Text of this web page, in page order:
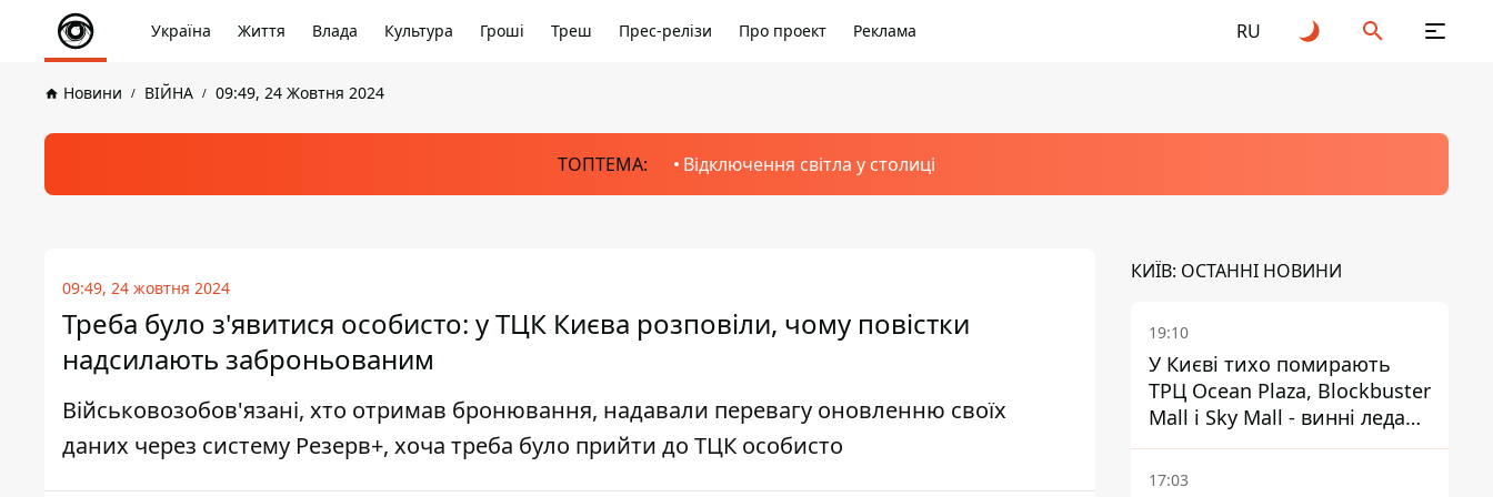
Україна Життя Влада Культура Гроші Треш Прес-релізи Про проект Реклама RU
Новини ВІЙНА 09:49, 24 Жовтня 2024
ТОПТЕМА: Відключення світла у столиці
09:49, 24 жовтня 2024
Треба було з'явитися особисто: у ТЦК Києва розповіли, чому повістки
надсилають заброньованим
Військовозобов'язані, хто отримав бронювання, надавали перевагу оновленню своїх
даних через систему Резерв+, хоча треба було прийти до ТЦК особисто
КИЇВ: ОСТАННІ НОВИНИ
19:10
У Києві тихо помирають
ТРЦ Ocean Plaza, Blockbuster
Mall і Sky Mall - винні ледачі
менеджери й канібалізм
17:03